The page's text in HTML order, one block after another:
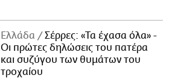
Ελλάδα
Σέρρες: «Τα έχασα όλα» -
Οι πρώτες δηλώσεις του πατέρα
και συζύγου των θυμάτων του
τροχαίου